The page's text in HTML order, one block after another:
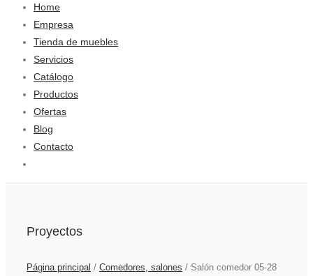
Home
Empresa
Tienda de muebles
Servicios
Catálogo
Productos
Ofertas
Blog
Contacto
Proyectos
Página principal / Comedores, salones / Salón comedor 05-28